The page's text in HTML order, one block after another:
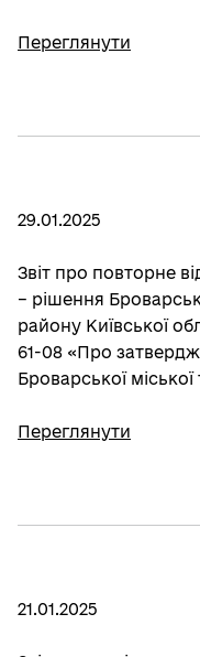
Переглянути
29.01.2025
Звіт про повторне
– рішення
району Київської
61-08 «Про
Броварської
Переглянути
21.01.2025